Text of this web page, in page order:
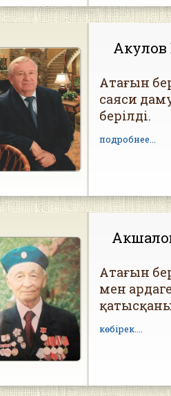
Атағын
саяси
берілді.
подробнее...
Атағын
мен
көбірек....